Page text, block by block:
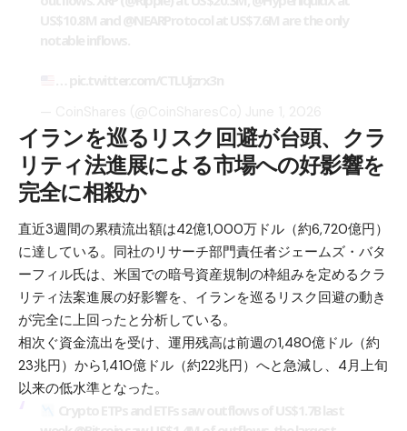
イランを巡るリスク回避が台頭、クラ
リティ法進展による市場への好影響を
完全に相殺か
直近3週間の累積流出額は42億1,000万ドル（約6,720億円）
に達している。同社のリサーチ部門責任者ジェームズ・バタ
ーフィル氏は、米国での暗号資産規制の枠組みを定めるクラ
リティ法案進展の好影響を、イランを巡るリスク回避の動き
が完全に上回ったと分析している。
相次ぐ資金流出を受け、運用残高は前週の1,480億ドル（約
23兆円）から1,410億ドル（約22兆円）へと急減し、4月上旬
以来の低水準となった。